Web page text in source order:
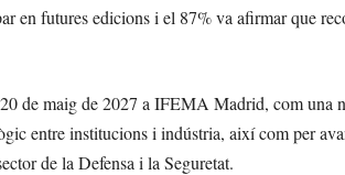
en futures edicions i el 87% va afirmar que
de maig de 2027 a IFEMA Madrid, com una
entre institucions i indústria, així com per
de la Defensa i la Seguretat.